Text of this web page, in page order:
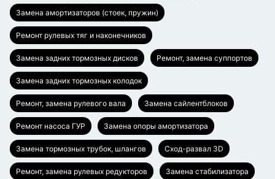
Замена амортизаторов (стоек, пружин)
Ремонт рулевых тяг и наконечников
Замена задних тормозных дисков Ремонт, замена суппортов
Замена задних тормозных колодок
Ремонт, замена рулевого вала Замена сайлентблоков
Ремонт насоса ГУР Замена опоры амортизатора
Замена тормозных трубок, шлангов Сход-развал 3D
Ремонт, замена рулевых редукторов Замена стабилизатора